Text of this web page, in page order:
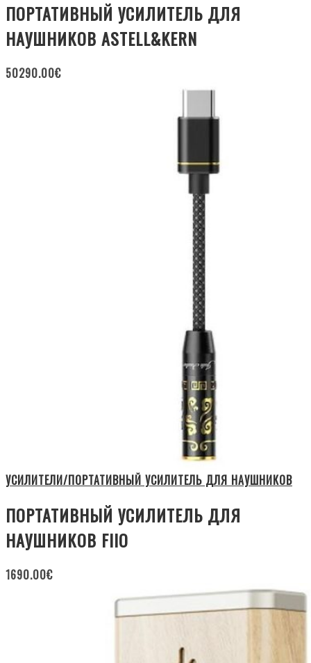
ПОРТАТИВНЫЙ УСИЛИТЕЛЬ ДЛЯ
НАУШНИКОВ ASTELL&KERN
50290.00€
УСИЛИТЕЛИ/ПОРТАТИВНЫЙ УСИЛИТЕЛЬ ДЛЯ НАУШНИКОВ
ПОРТАТИВНЫЙ УСИЛИТЕЛЬ ДЛЯ
НАУШНИКОВ FIIO
1690.00€